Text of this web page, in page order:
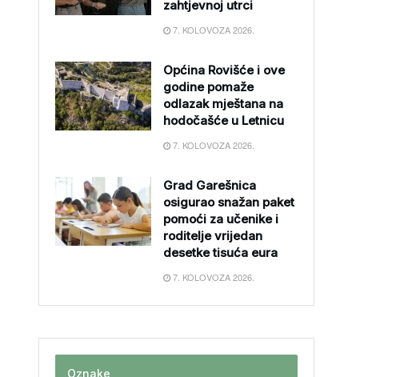
zahtjevnoj utrci
7. KOLOVOZA 2026.
Općina Rovišće i ove
godine pomaže
odlazak mještana na
hodočašće u Letnicu
7. KOLOVOZA 2026.
Grad Garešnica
osigurao snažan paket
pomoći za učenike i
roditelje vrijedan
desetke tisuća eura
7. KOLOVOZA 2026.
Oznake